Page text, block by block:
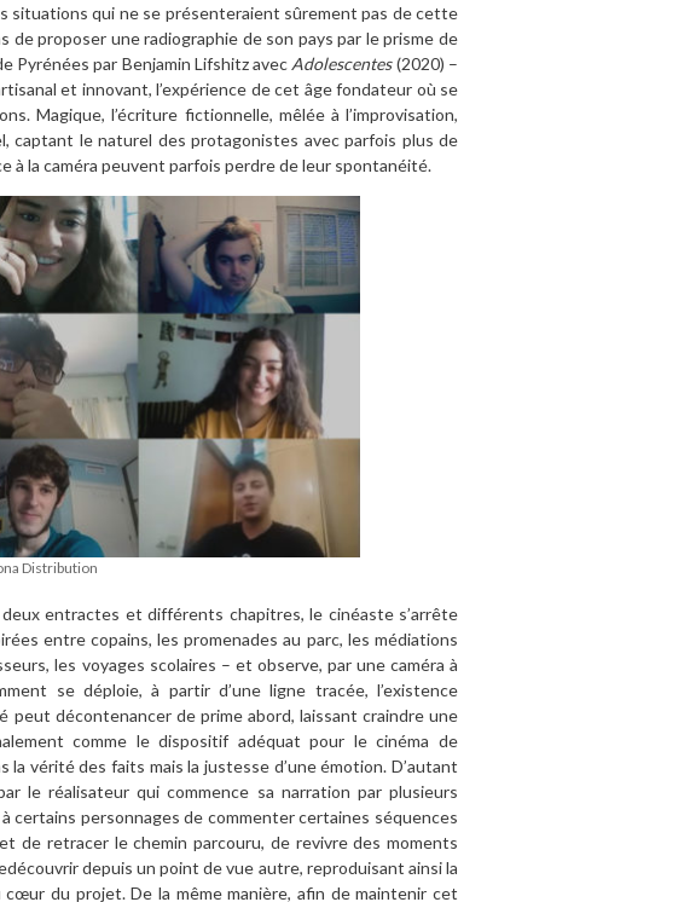
situations qui ne se présenteraient sûrement pas de cette
de proposer une radiographie de son pays par le prisme de
Pyrénées par Benjamin Lifshitz avec Adolescentes(2020) –
et innovant, l’expérience de cet âge fondateur où se
Magique, l’écriture fictionnelle, mêlée à l’improvisation,
captant le naturel des protagonistes avec parfois plus de
à la caméra peuvent parfois perdre de leur spontanéité.
Distribution
entractes et différents chapitres, le cinéaste s’arrête
entre copains, les promenades au parc, les médiations
les voyages scolaires – et observe, par une caméra à
se déploie, à partir d’une ligne tracée, l’existence
peut décontenancer de prime abord, laissant craindre une
comme le dispositif adéquat pour le cinéma de
vérité des faits mais la justesse d’une émotion. D’autant
le réalisateur qui commence sa narration par plusieurs
certains personnages de commenter certaines séquences
de retracer le chemin parcouru, de revivre des moments
depuis un point de vue autre, reproduisant ainsi la
du projet. De la même manière, afin de maintenir cet